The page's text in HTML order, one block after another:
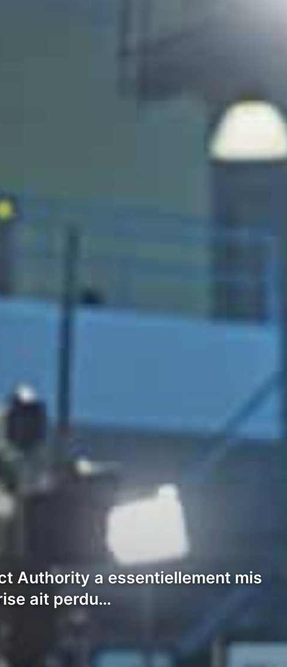
Authority a essentiellement mis
ait perdu…